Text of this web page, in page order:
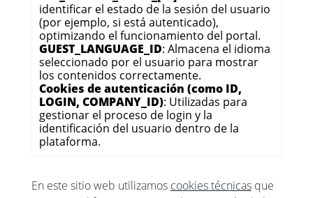
identificar el estado de la sesión del usuario
(por ejemplo, si está autenticado),
optimizando el funcionamiento del portal.
GUEST_LANGUAGE_ID: Almacena el idioma
seleccionado por el usuario para mostrar
los contenidos correctamente.
Cookies de autenticación (como ID,
LOGIN, COMPANY_ID): Utilizadas para
gestionar el proceso de login y la
identificación del usuario dentro de la
plataforma.
En este sitio web utilizamos cookies técnicasque